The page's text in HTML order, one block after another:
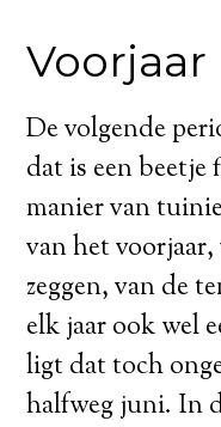
Voorjaar
De volgende
dat is een
manier van
van het
zeggen, van de
elk jaar ook wel
ligt dat toch
halfweg juni. In